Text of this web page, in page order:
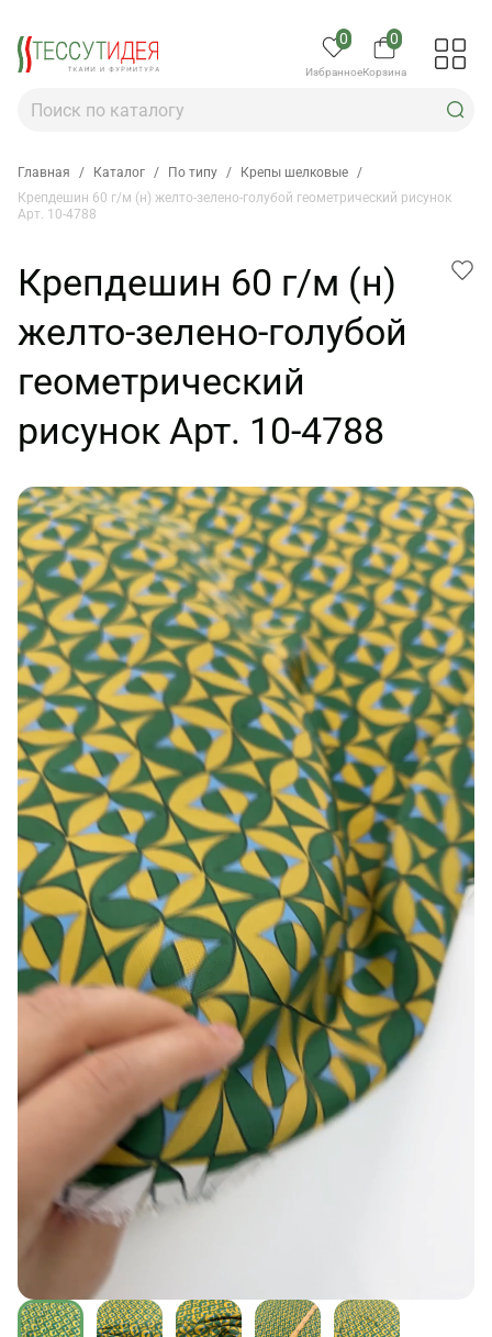
0
Избранное
0
Корзина
Главная / Каталог / По типу / Крепы шелковые /
Крепдешин 60 г/м (н) желто-зелено-голубой геометрический рисунок
Арт. 10-4788
Крепдешин 60 г/м (н)
желто-зелено-голубой
геометрический
рисунок Арт. 10-4788